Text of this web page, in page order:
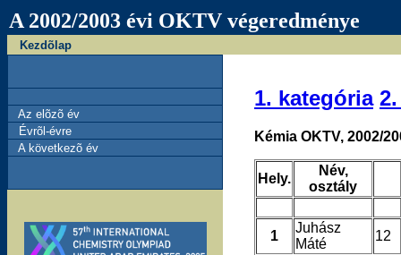
A 2002/2003 évi OKTV végeredménye
Kezdõlap
Az elõzõ év
Évrõl-évre
A következõ év
1. kategória
Kémia OKTV, 2002/
Hely.
Név,
osztály
1
Juhász
Máté
12